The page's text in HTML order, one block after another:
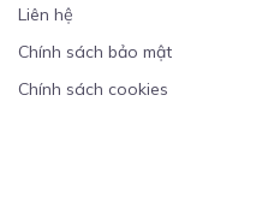
Liên hệ
Chính sách bảo mật
Chính sách cookies